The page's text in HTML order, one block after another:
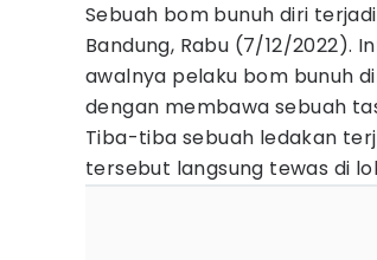
Sebuah bom bunuh diri
Bandung, Rabu (7/12/2022).
awalnya pelaku bom bunuh
dengan membawa sebuah
Tiba-tiba sebuah ledakan
tersebut langsung tewas di